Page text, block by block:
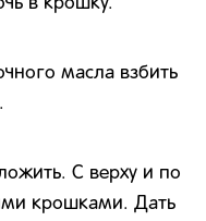
масла взбить
С верху и по
крошками. Дать